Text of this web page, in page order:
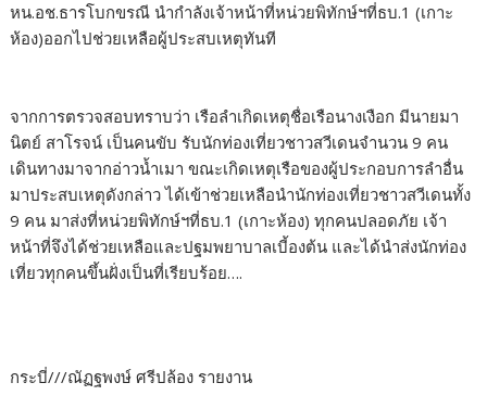
หน.อช.ธารโบกขรณี นำกำลังเจ้าหน้าที่หน่วยพิทักษ์ฯที่ธบ.1 (เกาะ
ห้อง)ออกไปช่วยเหลือผู้ประสบเหตุทันที
จากการตรวจสอบทราบว่า เรือลำเกิดเหตุชื่อเรือนางเงือก มีนายมา
นิตย์ สาโรจน์ เป็นคนขับ รับนักท่องเที่ยวชาวสวีเดนจำนวน 9 คน
เดินทางมาจากอ่าวน้ำเมา ขณะเกิดเหตุเรือของผู้ประกอบการลำอื่น
มาประสบเหตุดังกล่าว ได้เข้าช่วยเหลือนำนักท่องเที่ยวชาวสวีเดนทั้ง
9 คน มาส่งที่หน่วยพิทักษ์ฯที่ธบ.1 (เกาะห้อง) ทุกคนปลอดภัย เจ้า
หน้าที่จึงได้ช่วยเหลือและปฐมพยาบาลเบี้องต้น และได้นำส่งนักท่อง
เที่ยวทุกคนขึ้นฝั่งเป็นที่เรียบร้อย….
กระบี่///ณัฏฐพงษ์ ศรีปล้อง รายงาน